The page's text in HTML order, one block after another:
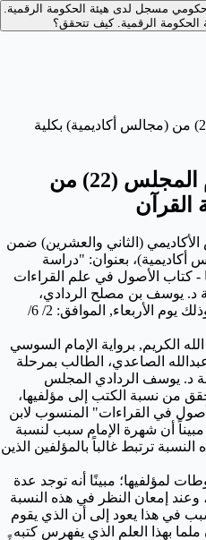
مسجل لدى هيئة الحكومة الرقمية.
الرقمية.كيف تتحقق؟
د. يوسف الردادي يقدم المجلس (22) من (مجالس أكاديمية) بكلية
د. يوسف الردادي يقدم المجلس (22) من
القرآن
(الثاني والعشرين) ضمن
أكاديمية)، بعنوان: "دراسة
- كتاب الأصول في علم القراءات
د. يوسف بن مصلح الردادي،
الأستاذ المساعد بقسم القراءات، وذلك يوم الأربعاء, الموافق: 2/ 6/
الكريم, برواية الإمام السوسي
الصاعدي، الطالب بمرحلة
د. يوسف الردادي المجلس
من نسبة الكتب إلى مؤلفيها،
في القراءات" المنسوب لابن
أن شهرة الإمام سبب لنسبة
ترتبط غالباً بالمؤلفين الذين
لمؤلفيها؛ مبينًا أنه توجد عدة
إمعان النظر في هذه النسبة
في هذا يعود إلى أن الذي يقوم
بهذا العلم الذي يفهرس كتبه